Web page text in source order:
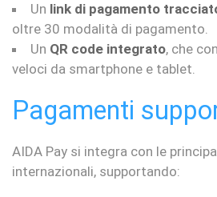
Un link di pagamento
oltre 30 modalità di pagamento.
Un QR code integrato, che
veloci da smartphone e tablet.
Pagamenti
AIDA Pay si integra con le
internazionali, supportando: